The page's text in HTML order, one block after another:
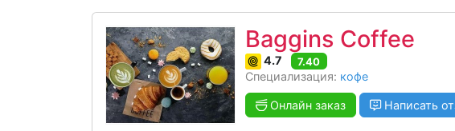
Baggins Coffee
4.7 7.40
Специализация: кофе
Онлайн заказ Написать